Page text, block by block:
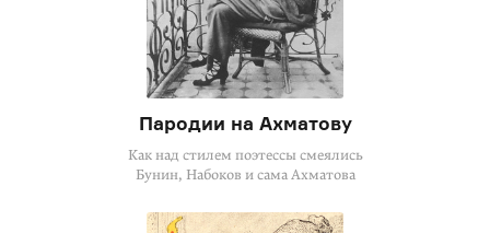
Пародии на Ахматову
Как над стилем поэтессы смеялись
Бунин, Набоков и сама Ахматова